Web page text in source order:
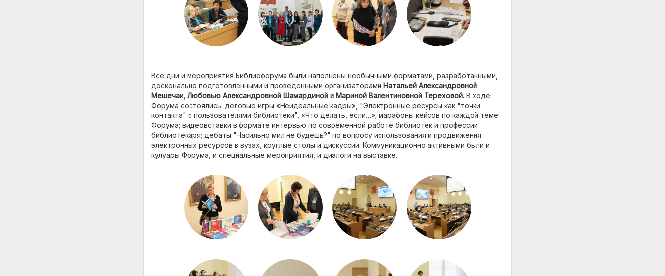
Все дни и мероприятия Библиофорума были наполнены необычными форматами, разработанными,
досконально подготовленными и проведенными организаторами Натальей Александровной
Мешечак, Любовью Александровной Шамардиной и Мариной Валентиновной Тереховой. В ходе
Форума состоялись: деловые игры «Неидеальные кадры», "Электронные ресурсы как "точки
контакта" с пользователями библиотеки", «Что делать, если…»; марафоны кейсов по каждой теме
Форума; видеовставки в формате интервью по современной работе библиотек и профессии
библиотекаря; дебаты "Насильно мил не будешь?" по вопросу использования и продвижения
электронных ресурсов в вузах, круглые столы и дискуссии. Коммуникационно активными были и
кулуары Форума, и специальные мероприятия, и диалоги на выставке.